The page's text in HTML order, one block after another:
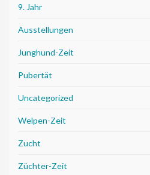
9. Jahr
Ausstellungen
Junghund-Zeit
Pubertät
Uncategorized
Welpen-Zeit
Zucht
Züchter-Zeit